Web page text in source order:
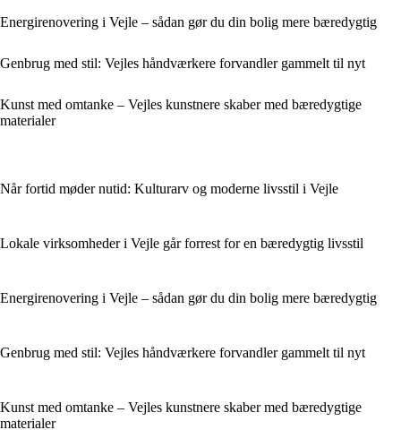
Energirenovering i Vejle – sådan gør du din bolig mere bæredygtig
Genbrug med stil: Vejles håndværkere forvandler gammelt til nyt
Kunst med omtanke – Vejles kunstnere skaber med bæredygtige
materialer
Når fortid møder nutid: Kulturarv og moderne livsstil i Vejle
Lokale virksomheder i Vejle går forrest for en bæredygtig livsstil
Energirenovering i Vejle – sådan gør du din bolig mere bæredygtig
Genbrug med stil: Vejles håndværkere forvandler gammelt til nyt
Kunst med omtanke – Vejles kunstnere skaber med bæredygtige
materialer